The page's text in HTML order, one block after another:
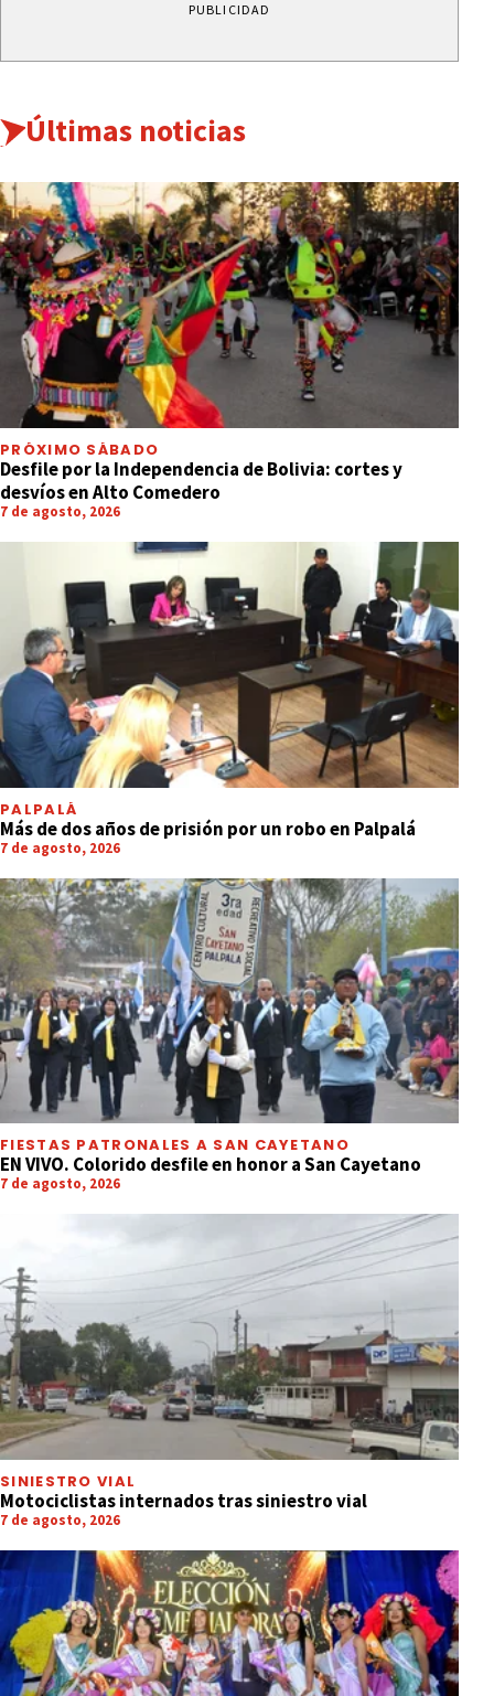
PUBLICIDAD
Últimas noticias
PRÓXIMO SÁBADO
Desfile por la Independencia de Bolivia: cortes y
desvíos en Alto Comedero
7 de agosto, 2026
PALPALÁ
Más de dos años de prisión por un robo en Palpalá
7 de agosto, 2026
FIESTAS PATRONALES A SAN CAYETANO
EN VIVO. Colorido desfile en honor a San Cayetano
7 de agosto, 2026
SINIESTRO VIAL
Motociclistas internados tras siniestro vial
7 de agosto, 2026